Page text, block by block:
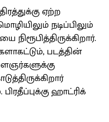
ஏற்ற
நடிப்பிலும்
நிரூபித்திருக்கிறார்.
படத்தின்
ஹாட்ரிக்